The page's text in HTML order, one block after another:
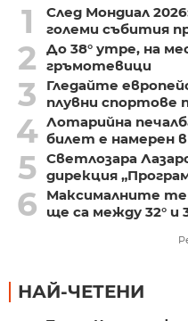
1
След Мондиал
големи събития
2
До 38° утре, на
гръмотевици
3
Гледайте
плувни спортове
4 Лотарийна
билет е намерен
5 Светлозара
дирекция
6
Максималните
ще са между 32° и
НАЙ-ЧЕТЕНИ